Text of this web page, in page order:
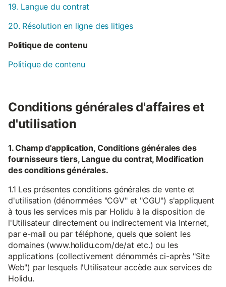
19. Langue du contrat
20. Résolution en ligne des litiges
Politique de contenu
Politique de contenu
Conditions générales d'affaires et
d'utilisation
1. Champ d'application, Conditions générales des
fournisseurs tiers, Langue du contrat, Modification
des conditions générales.
1.1 Les présentes conditions générales de vente et
d'utilisation (dénommées "CGV" et "CGU") s'appliquent
à tous les services mis par Holidu à la disposition de
l'Utilisateur directement ou indirectement via Internet,
par e-mail ou par téléphone, quels que soient les
domaines (www.holidu.com/de/at etc.) ou les
applications (collectivement dénommés ci-après "Site
Web") par lesquels l'Utilisateur accède aux services de
Holidu.